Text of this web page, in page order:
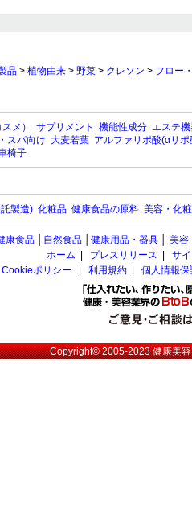
品 > 植物由来 > 野菜 > クレソン > フロー
メ） サプリメント 機能性成分 エステ
スパ向け 大麦若葉 アルファリポ酸(αリポ
椅子
製造) 化粧品 健康食品の原料 美容・化
康食品 自然食品 健康用品・器具 美容
ホーム
プレスリリース
サ
Cookieポリシー
利用規約 個人情報
Copyright© 2005-2023健康美